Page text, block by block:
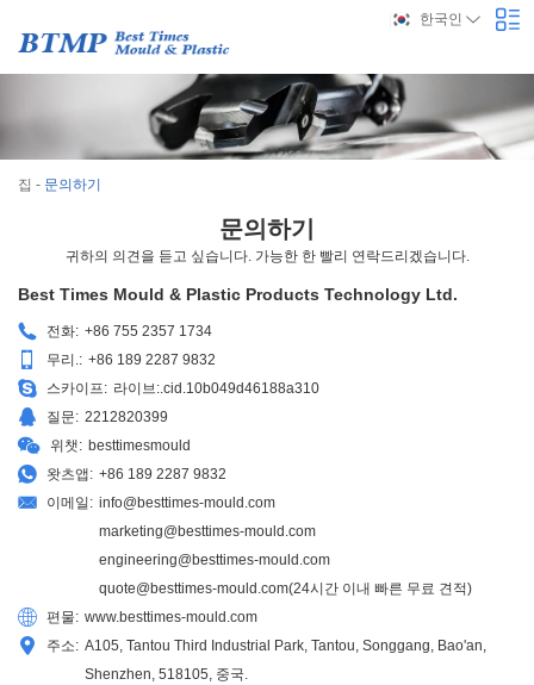
한국인
집 - 문의하기
문의하기
귀하의 의견을 듣고 싶습니다. 가능한 한 빨리 연락드리겠습니다.
Best Times Mould & Plastic Products Technology Ltd.
전화: +86 755 2357 1734
무리.: +86 189 2287 9832
스카이프: 라이브:.cid.10b049d46188a310
질문: 2212820399
위챗: besttimesmould
왓츠앱: +86 189 2287 9832
이메일: info@besttimes-mould.com
marketing@besttimes-mould.com
engineering@besttimes-mould.com
quote@besttimes-mould.com(24시간 이내 빠른 무료 견적)
편물: www.besttimes-mould.com
주소: A105, Tantou Third Industrial Park, Tantou, Songgang, Bao'an,
Shenzhen, 518105, 중국.